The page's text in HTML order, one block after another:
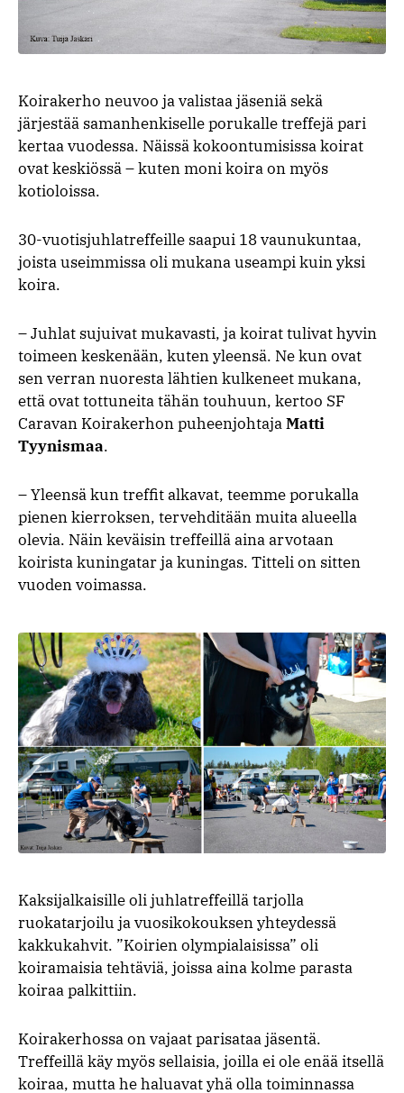
Koirakerho neuvoo ja valistaa jäseniä sekä
järjestää samanhenkiselle porukalle treffejä pari
kertaa vuodessa. Näissä kokoontumisissa koirat
ovat keskiössä – kuten moni koira on myös
kotioloissa.
30-vuotisjuhlatreffeille saapui 18 vaunukuntaa,
joista useimmissa oli mukana useampi kuin yksi
koira.
–Juhlat sujuivat mukavasti, ja koirat tulivat hyvin
toimeen keskenään, kuten yleensä. Ne kun ovat
sen verran nuoresta lähtien kulkeneet mukana,
että ovat tottuneita tähän touhuun, kertoo SF
Caravan Koirakerhon puheenjohtajaMatti
Tyynismaa.
–Yleensä kun treffit alkavat, teemme porukalla
pienen kierroksen, tervehditään muita alueella
olevia. Näin keväisin treffeillä aina arvotaan
koirista kuningatar ja kuningas. Titteli on sitten
vuoden voimassa.
Kaksijalkaisille oli juhlatreffeillä tarjolla
ruokatarjoilu ja vuosikokouksen yhteydessä
kakkukahvit. ”Koirien olympialaisissa” oli
koiramaisia tehtäviä, joissa aina kolme parasta
koiraa palkittiin.
Koirakerhossa on vajaat parisataa jäsentä.
Treffeillä käy myös sellaisia, joilla ei ole enää itsellä
koiraa, mutta he haluavat yhä olla toiminnassa